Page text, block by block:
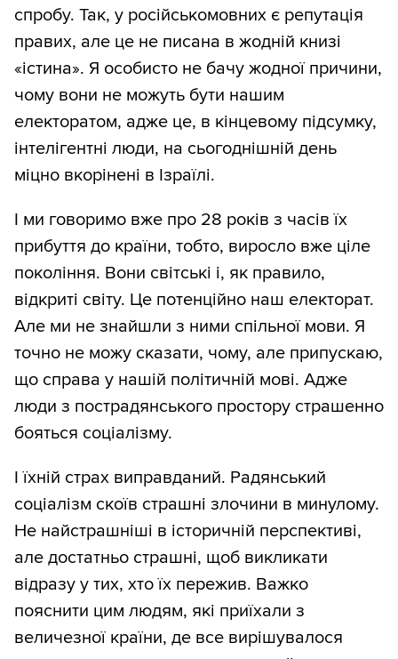
спробу. Так, у російськомовних є репутація
правих, але це не писана в жодній книзі
«істина». Я особисто не бачу жодної причини,
чому вони не можуть бути нашим
електоратом, адже це, в кінцевому підсумку,
інтелігентні люди, на сьогоднішній день
міцно вкорінені в Ізраїлі.
І ми говоримо вже про 28 років з часів їх
прибуття до країни, тобто, виросло вже ціле
покоління. Вони світські і, як правило,
відкриті світу. Це потенційно наш електорат.
Але ми не знайшли з ними спільної мови. Я
точно не можу сказати, чому, але припускаю,
що справа у нашій політичній мові. Адже
люди з пострадянського простору страшенно
бояться соціалізму.
І їхній страх виправданий. Радянський
соціалізм скоїв страшні злочини в минулому.
Не найстрашніші в історичній перспективі,
але достатньо страшні, щоб викликати
відразу у тих, хто їх пережив. Важко
пояснити цим людям, які приїхали з
величезної країни, де все вирішувалося